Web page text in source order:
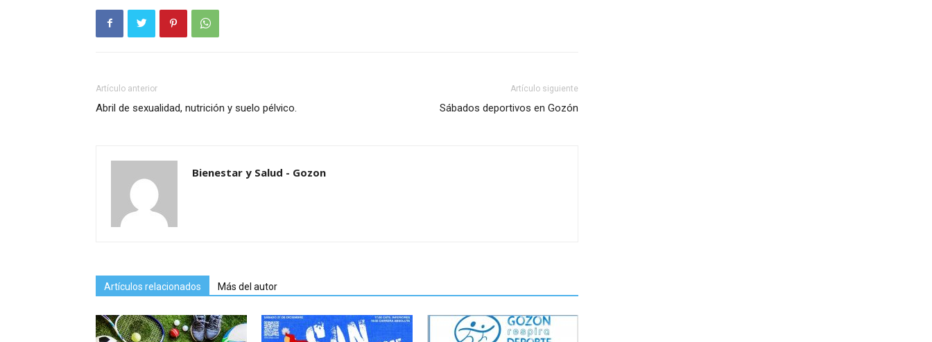
Artículo anterior
Abril de sexualidad, nutrición y suelo pélvico.
Artículo siguiente
Sábados deportivos en Gozón
Bienestar y Salud - Gozon
Artículos relacionados Más del autor